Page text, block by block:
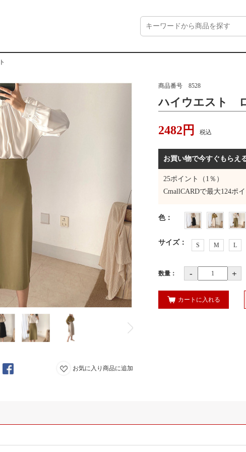
お気に入り商品に追加
商品番号 8528
ハイウエスト
2482 円 税込
お買い物で今すぐもらえ
25ポイント（1％）
CmallCARDで最大124ポ
色：
サイズ： S M L
数量： - +
カートに入れる